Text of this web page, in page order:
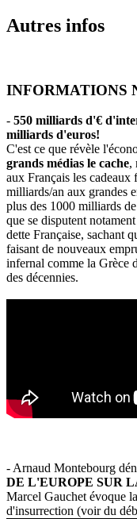
Autres infos
INFORMATIONS
- 550 milliards d'€
milliards d'euros!
C'est ce que révèle
grands médias le cache,
aux Français les
milliards/an aux grandes
plus des 1000 milliards
que se disputent
dette Française, sachant
faisant de nouveaux
infernal comme la Grèce
des décennies.
- Arnaud Montebourg
DE L'EUROPE SUR
Marcel Gauchet évoque
d'insurrection (voir du